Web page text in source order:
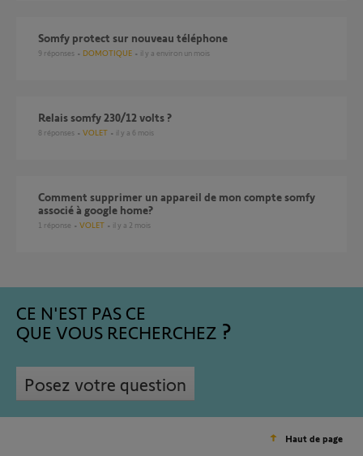
Somfy protect sur nouveau téléphone
9 réponses DOMOTIQUE il y a environ un mois
Relais somfy 230/12 volts ?
8 réponses VOLET il y a 6 mois
Comment supprimer un appareil de mon compte somfy
associé à google home?
1 réponse VOLET il y a 2 mois
CE N'EST PAS CE
QUE VOUS RECHERCHEZ
Posez votre question
Haut de page